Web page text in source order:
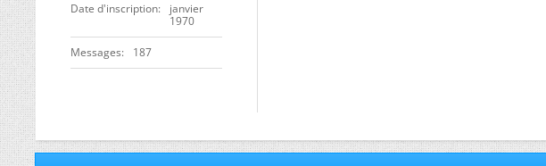
Date d'inscription
janvier
1970
Messages 187